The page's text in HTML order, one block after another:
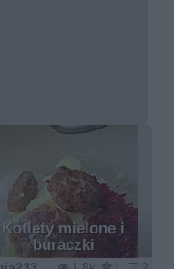
Kotlety mielone i
buraczki